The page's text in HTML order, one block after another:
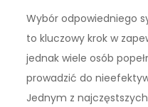
Wybór odpowiedniego
to kluczowy krok w
jednak wiele osób
prowadzić do
Jednym z